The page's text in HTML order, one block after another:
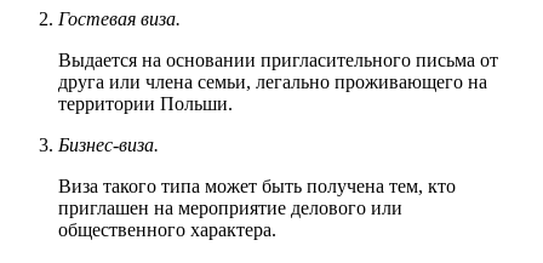
Гостевая виза.
Выдается на основании пригласительного письма от
друга или члена семьи, легально проживающего на
территории Польши.
Бизнес-виза.
Виза такого типа может быть получена тем, кто
приглашен на мероприятие делового или
общественного характера.